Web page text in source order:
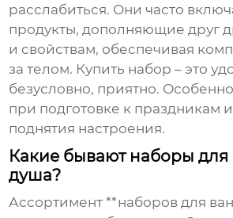
расслабиться. Они часто
продукты, дополняющие друг
и свойствам, обеспечивая
за телом. Купить набор – это
безусловно, приятно.
при подготовке к праздникам
поднятия настроения.
Какие бывают наборы
душа?
Ассортимент **наборов для